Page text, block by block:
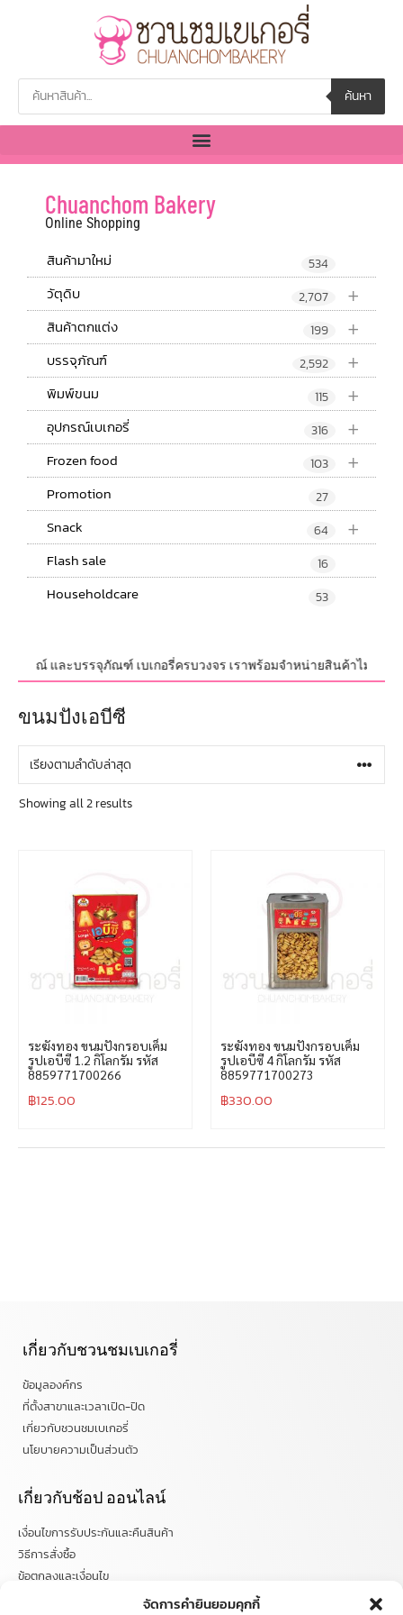
จัดการคำยินยอมคุกกี้
ค้นหา
Chuanchom Bakery
Online Shopping
สินค้ามาใหม่ 534
+
วัตุดิบ 2,707
+
สินค้าตกแต่ง 199
+
บรรจุภัณฑ์ 2,592
+
พิมพ์ขนม 115
+
อุปกรณ์เบเกอรี่ 316
+
Frozen food 103
Promotion 27
+
Snack 64
Flash sale 16
Householdcare 53
กรณ์ และบรรจุภัณฑ์ เบเกอรี่ครบวงจร เราพร้อมจำหน่ายสินค้าไม่จำกั
ขนมปังเอบีซี
Showing all 2 results
ระฆังทอง ขนมปังกรอบเค็ม
รูปเอบีซี 1.2 กิโลกรัม รหัส
8859771700266
฿125.00
ระฆังทอง ขนมปังกรอบเค็ม
รูปเอบีซี 4 กิโลกรัม รหัส
8859771700273
฿330.00
เกี่ยวกับชวนชมเบเกอรี่
ข้อมูลองค์กร
ที่ตั้งสาขาและเวลาเปิด-ปิด
เกี่ยวกับชวนชมเบเกอรี่
นโยบายความเป็นส่วนตัว
เกี่ยวกับช้อป ออนไลน์
เงื่อนไขการรับประกันและคืนสินค้า
วิธีการสั่งซื้อ
ข้อตกลงและเงื่อนไข